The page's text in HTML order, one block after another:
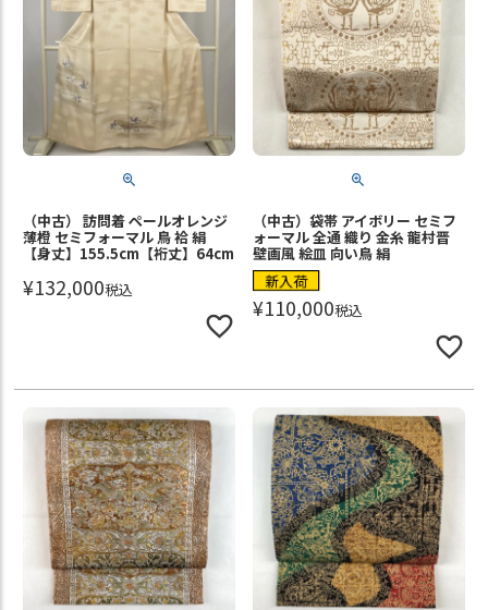
（中古） 訪問着 ペールオレンジ
薄橙 セミフォーマル 鳥 袷 絹
【身丈】155.5cm【裄丈】64cm
¥132,000税込
（中古）袋帯 アイボリー セミフ
ォーマル 全通 織り 金糸 龍村晋
壁画風 絵皿 向い鳥 絹
新入荷
¥110,000税込